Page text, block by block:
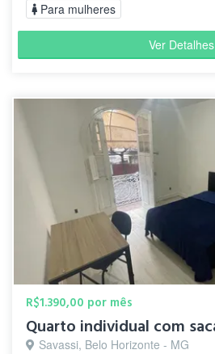
Para mulheres
Ver Detalhes
R$1.390,00 por mês
Savassi, Belo Horizonte - MG